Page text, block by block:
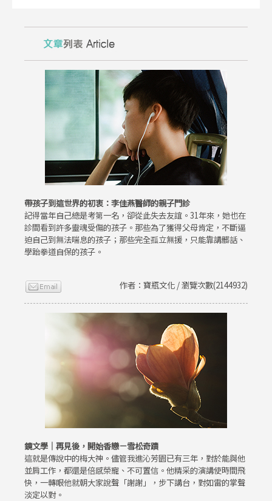
帶孩子到這世界的初衷：李佳燕醫師的親子門診
記得當年自己總是考第一名，卻從此失去友誼。31年來，她也在
診間看到許多靈魂受傷的孩子。那些為了獲得父母肯定，不斷逼
迫自己到無法喘息的孩子；那些完全孤立無援，只能靠講髒話、
學跆拳道自保的孩子。
作者：寶瓶文化 / 瀏覽次數(2144932)
鏡文學｜再見後，開始香戀－雪松奇蹟
這就是傳說中的梅大神。儘管我進沁芳園已有三年，對於能與他
並肩工作，都還是倍感榮寵、不可置信。他精采的演講使時間飛
快，一轉眼他就朝大家說聲「謝謝」，步下講台，對如雷的掌聲
淡定以對。